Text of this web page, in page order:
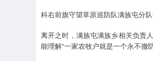
科右前旗守望草原巡防队满族屯分
离开之时，满族屯满族乡相关负责
能理解“一家农牧户就是一个永不撤